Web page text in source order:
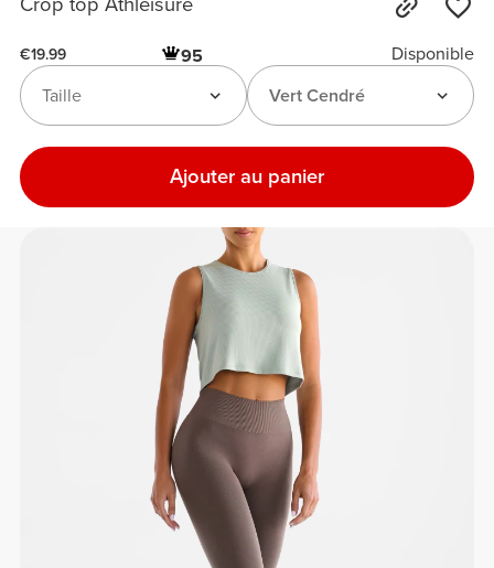
€19.99 95
Disponible
Vert Cendré
Taille
Ajouter au panier